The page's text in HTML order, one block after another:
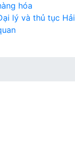
hóa
lý và thủ tục Hải